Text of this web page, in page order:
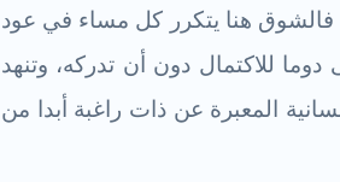
فالشوق هنا يتكرر كل مساء في عود
دوما للاكتمال دون أن تدركه، وتنهد
المعبرة عن ذات راغبة أبدا من